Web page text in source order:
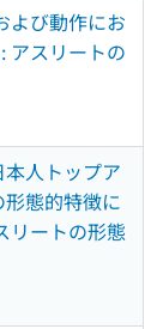
よび動作にお
スリートの
人トップア
態的特徴に
ートの形態